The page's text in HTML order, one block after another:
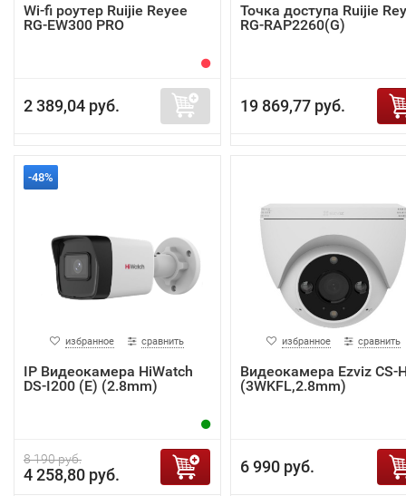
Wi-fi роутер Ruijie Reyee
RG-EW300 PRO
2 389,04 руб.
Точка доступа Ruijie
RG-RAP2260(G)
19 869,77 руб.
-48%
избранное сравнить
IP Видеокамера HiWatch
DS-I200 (E) (2.8mm)
8 190 руб.
4 258,80 руб.
избранное сравнить
Видеокамера Ezviz CS-
(3WKFL,2.8mm)
6 990 руб.